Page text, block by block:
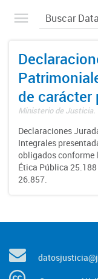
de carácter
Ministerio de
Declaraciones
Integrales
obligados conforme
Ética Pública
26.857.